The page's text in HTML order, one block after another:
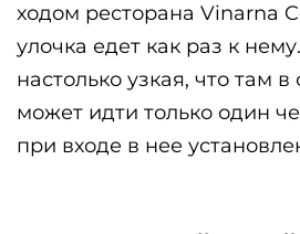
ходом ресторана Vinarna
улочка едет как раз к
настолько узкая, что там
может идти только один
при входе в нее